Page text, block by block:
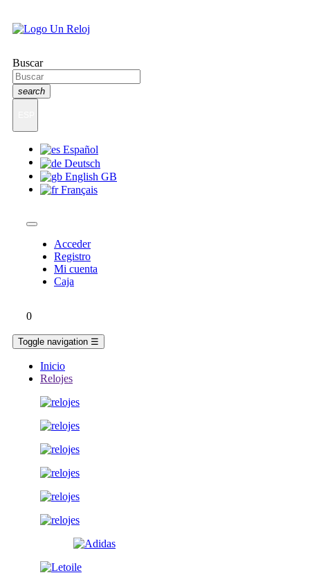
Buscar
search
Español
Deutsch
English GB
Français
Acceder
Registro
Mi cuenta
Caja
0
Toggle navigation ☰
Inicio
Relojes